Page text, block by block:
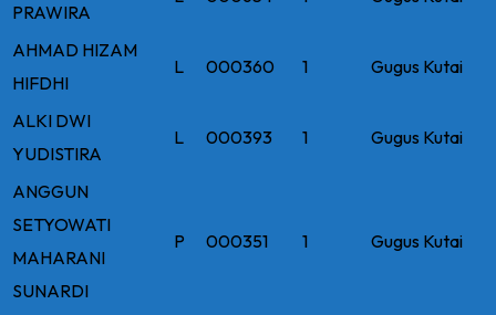
PRAWIRA
AHMAD HIZAM
HIFDHI
L 000360 1 Gugus Kutai
ALKI DWI
YUDISTIRA
L 000393 1 Gugus Kutai
ANGGUN
SETYOWATI
MAHARANI
SUNARDI
P 000351 1 Gugus Kutai